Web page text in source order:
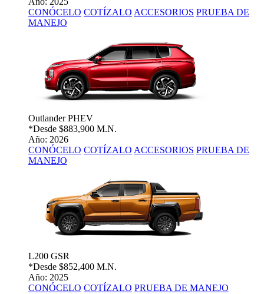
CONÓCELO COTÍZALO ACCESORIOS PRUEBA DE
MANEJO
Outlander PHEV
*Desde $883,900 M.N.
Año: 2026
CONÓCELO COTÍZALO ACCESORIOS PRUEBA DE
MANEJO
L200 GSR
*Desde $852,400 M.N.
Año: 2025
CONÓCELO COTÍZALO PRUEBA DE MANEJO